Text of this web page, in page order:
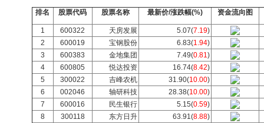
排名 股票代码 股票名称 最新价/涨跌幅(%) 资金流向图
1 600322 天房发展 5.07(7.19)
2
600019 宝钢股份 6.83(1.94)
3
600383 金地集团 7.49(0.81)
4
600805 悦达投资 16.74(8.42)
5
300022 吉峰农机 31.90(10.00)
6
002046 轴研科技 28.38(10.00)
7
600016 民生银行 5.15(0.59)
8
300118 东方日升 63.91(8.88)